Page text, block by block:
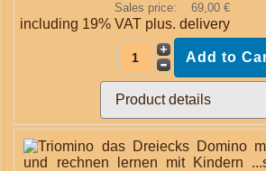
Sales price: 69,00 €
including 19% VAT plus.delivery
Product details